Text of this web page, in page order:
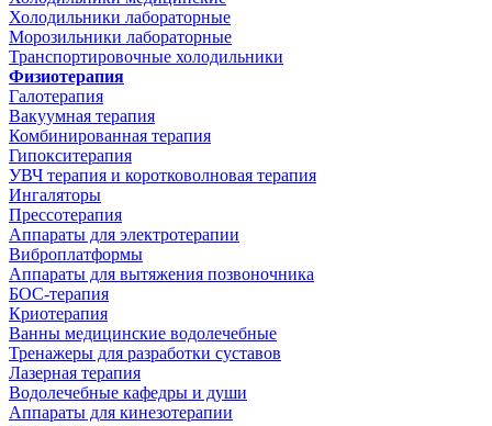
Холодильники лабораторные
Морозильники лабораторные
Транспортировочные холодильники
Физиотерапия
Галотерапия
Вакуумная терапия
Комбинированная терапия
Гипокситерапия
УВЧ терапия и коротковолновая терапия
Ингаляторы
Прессотерапия
Аппараты для электротерапии
Виброплатформы
Аппараты для вытяжения позвоночника
БОС-терапия
Криотерапия
Ванны медицинские водолечебные
Тренажеры для разработки суставов
Лазерная терапия
Водолечебные кафедры и души
Аппараты для кинезотерапии